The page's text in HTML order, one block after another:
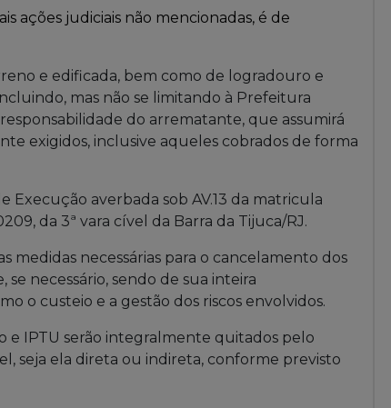
ações judiciais não mencionadas, é de
e edificada, bem como de logradouro e
mas não se limitando à Prefeitura
do arrematante, que assumirá
exigidos, inclusive aqueles cobrados de forma
Execução averbada sob AV.13 da matricula
da 3ª vara cível da Barra da Tijuca/RJ.
medidas necessárias para o cancelamento dos
necessário, sendo de sua inteira
o custeio e a gestão dos riscos envolvidos.
e IPTU serão integralmente quitados pelo
seja ela direta ou indireta, conforme previsto